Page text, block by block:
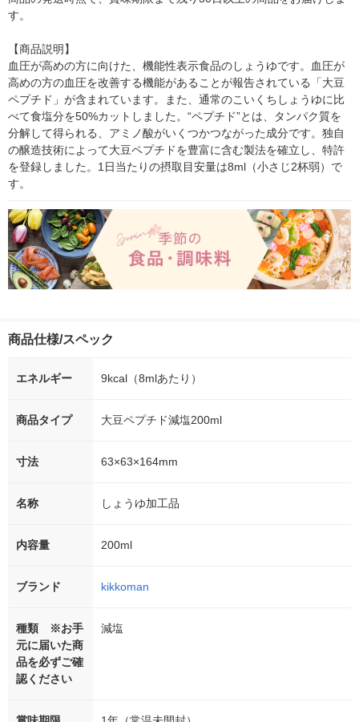
す。
【商品説明】
血圧が高めの方に向けた、機能性表示食品のしょうゆです。血圧が
高めの方の血圧を改善する機能があることが報告されている「大豆
ペプチド」が含まれています。また、通常のこいくちしょうゆに比
べて食塩分を50%カットしました。“ペプチド”とは、タンパク質を
分解して得られる、アミノ酸がいくつかつながった成分です。独自
の醸造技術によって大豆ペプチドを豊富に含む製法を確立し、特許
を登録しました。1日当たりの摂取目安量は8ml（小さじ2杯弱）で
す。
商品仕様/スペック
エネルギー 9kcal（8mlあたり）
商品タイプ 大豆ペプチド減塩200ml
寸法 63×63×164mm
名称 しょうゆ加工品
内容量 200ml
ブランド kikkoman
種類 ※お手
元に届いた商
品を必ずご確
認ください
減塩